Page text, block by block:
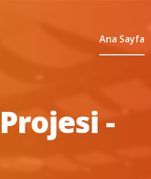
Ana Sayfa
-